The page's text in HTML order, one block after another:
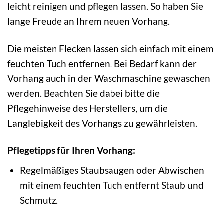
leicht reinigen und pflegen lassen. So haben Sie
lange Freude an Ihrem neuen Vorhang.
Die meisten Flecken lassen sich einfach mit einem
feuchten Tuch entfernen. Bei Bedarf kann der
Vorhang auch in der Waschmaschine gewaschen
werden. Beachten Sie dabei bitte die
Pflegehinweise des Herstellers, um die
Langlebigkeit des Vorhangs zu gewährleisten.
Pflegetipps für Ihren Vorhang:
Regelmäßiges Staubsaugen oder Abwischen
mit einem feuchten Tuch entfernt Staub und
Schmutz.